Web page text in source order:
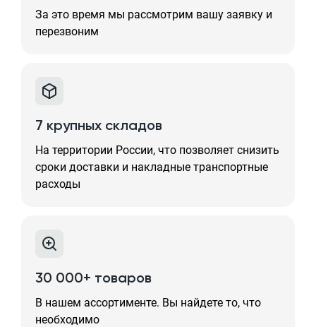
За это время мы рассмотрим вашу заявку и
перезвоним
7 крупных складов
На территории России, что позволяет снизить
сроки доставки и накладные транспортные
расходы
30 000+ товаров
В нашем ассортименте. Вы найдете то, что
необходимо